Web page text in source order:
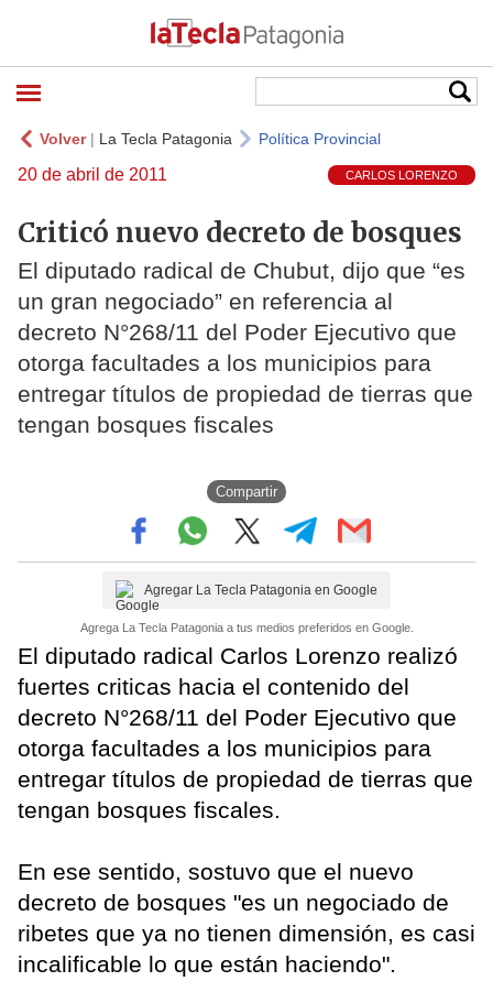
Volver| La Tecla Patagonia Política Provincial
20 de abril de 2011 CARLOS LORENZO
Criticó nuevo decreto de bosques
El diputado radical de Chubut, dijo que “es
un gran negociado” en referencia al
decreto N°268/11 del Poder Ejecutivo que
otorga facultades a los municipios para
entregar títulos de propiedad de tierras que
tengan bosques fiscales
Compartir
Agregar La Tecla Patagonia en Google
Agrega La Tecla Patagonia a tus medios preferidos en Google.
El diputado radical Carlos Lorenzo realizó
fuertes criticas hacia el contenido del
decreto N°268/11 del Poder Ejecutivo que
otorga facultades a los municipios para
entregar títulos de propiedad de tierras que
tengan bosques fiscales.
En ese sentido, sostuvo que el nuevo
decreto de bosques "es un negociado de
ribetes que ya no tienen dimensión, es casi
incalificable lo que están haciendo".